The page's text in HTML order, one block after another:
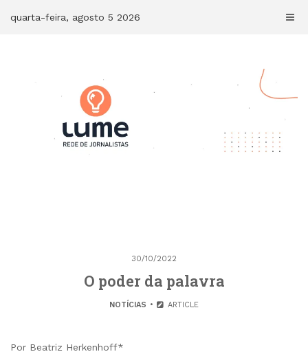
quarta-feira, agosto 5 2026
30/10/2022
O poder da palavra
NOTÍCIAS ARTICLE
Por Beatriz Herkenhoff*